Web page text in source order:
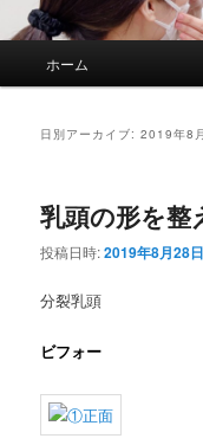
メインコンテンツへ
サブコンテンツへ移動
ホーム
日別アーカイブ:2019年8
乳頭の形を整
投稿日時:2019年8月28日
分裂乳頭
ビフォー